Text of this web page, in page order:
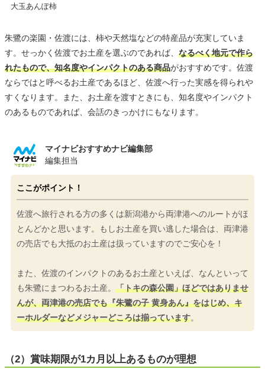
大玉あんぽ柿
朱鷺の楽園・佐渡には、柿や天然塩などの特産品が充実していま
す。せっかく佐渡でお土産を選ぶのであれば、 なるべく地元で作ら
れたもので、知名度やインパクトのある商品がおすすめです。佐渡
ならではと呼べるお土産であるほど、佐渡へ行った実感を得られや
すくなります。また、お土産を渡すときにも、知名度やインパクト
のあるものであれば、会話のきっかけにもなります。
マイナビおすすめナビ編集部
編集担当
ここがポイント！
佐渡へ旅行される方の多くは新潟港から両津港へのルートがほ
とんどかと思います。もしお土産を買い逃した場合は、両津港
の売店でも大抵のお土産は扱っていますのでご安心を！
また、佐渡のインパクトのあるお土産といえば、なんといって
も朱鷺にまつわるお土産。 「トキの森公園」ほどではありませ
んが、両津港の売店でも『朱鷺の子 黄身あん』をはじめ、キ
ーホルダーなどメジャーどころは揃っています。
（2）賞味期限が1カ月以上あるものが理想